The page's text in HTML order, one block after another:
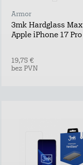
Armor
3mk Hardglass Max
Apple iPhone 17 Pro
19,75 €
bez PVN